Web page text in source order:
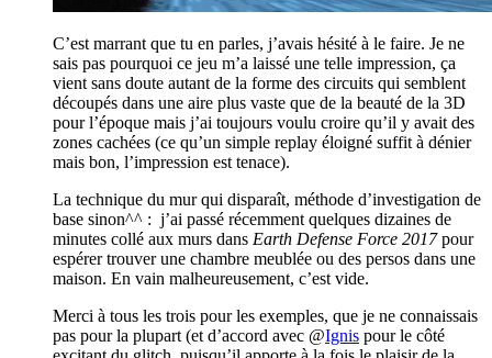
C’est marrant que tu en parles, j’avais hésité à le faire. Je ne
sais pas pourquoi ce jeu m’a laissé une telle impression, ça
vient sans doute autant de la forme des circuits qui semblent
découpés dans une aire plus vaste que de la beauté de la 3D
pour l’époque mais j’ai toujours voulu croire qu’il y avait des
zones cachées (ce qu’un simple replay éloigné suffit à dénier
mais bon, l’impression est tenace).
La technique du mur qui disparaît, méthode d’investigation de
base sinon^^ : j’ai passé récemment quelques dizaines de
minutes collé aux murs dans Earth Defense Force 2017pour
espérer trouver une chambre meublée ou des persos dans une
maison. En vain malheureusement, c’est vide.
Merci à tous les trois pour les exemples, que je ne connaissais
pas pour la plupart (et d’accord avec @Ignis pour le côté